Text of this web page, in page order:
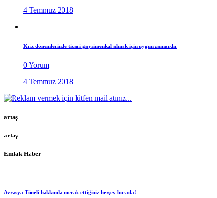
4 Temmuz 2018
Kriz dönemlerinde ticari gayrimenkul almak için uygun zamandır
0 Yorum
4 Temmuz 2018
artaş
artaş
Emlak Haber
Avrasya Tüneli hakkında merak ettiğiniz herşey burada!